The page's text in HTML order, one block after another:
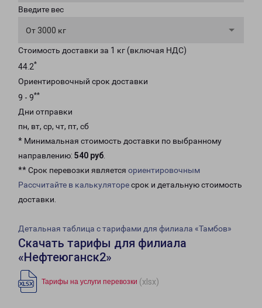
Введите вес
От 3000 кг
Стоимость доставки за 1 кг (включая НДС)
44.2*
Ориентировочный срок доставки
9 - 9**
Дни отправки
пн, вт, ср, чт, пт, сб
* Минимальная стоимость доставки по выбранному
направлению: 540 руб.
** Срок перевозки является ориентировочным
Рассчитайте в калькуляторесрок и детальную стоимость
доставки.
Детальная таблица с тарифами для филиала «Тамбов»
Скачать тарифы для филиала
«Нефтеюганск2»
Тарифы на услуги перевозки (xlsx)